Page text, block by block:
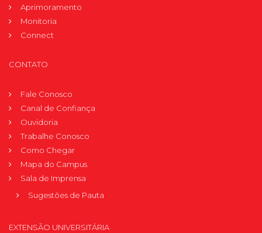
Aprimoramento
Monitoria
Connect
CONTATO
Fale Conosco
Canal de Confiança
Ouvidoria
Trabalhe Conosco
Como Chegar
Mapa do Campus
Sala de Imprensa
Sugestões de Pauta
EXTENSÃO UNIVERSITÁRIA